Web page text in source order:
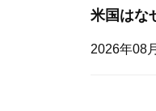
米国はな
2026年08